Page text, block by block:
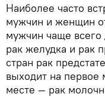
Наиболее часто
мужчин и женщин
мужчин чаще всего
рак желудка и рак
стран рак
выходит на
месте — рак